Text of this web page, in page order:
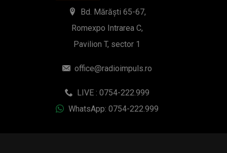
Bd. Mărăști 65-67,
Romexpo Intrarea C,
Pavilion T, sector 1
office@radioimpuls.ro
LIVE : 0754-222.999
WhatsApp: 0754-222.999